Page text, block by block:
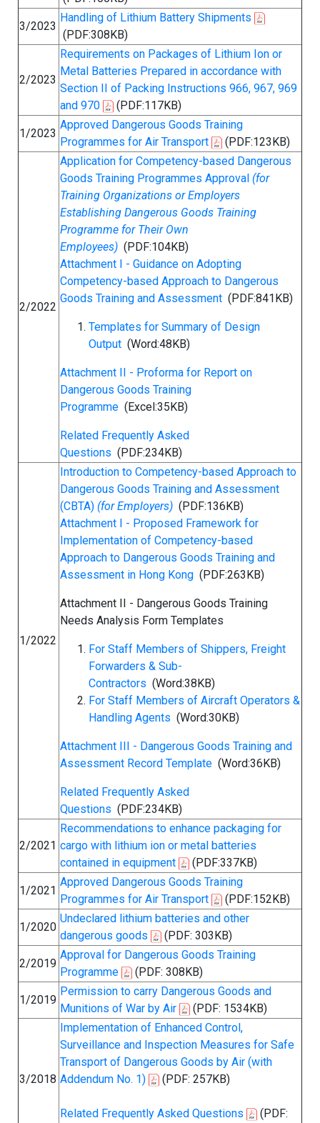
3/2023
Handling of Lithium Battery Shipments
(PDF:308KB)
2/2023
Requirements on Packages of Lithium Ion or
Metal Batteries Prepared in accordance with
Section II of Packing Instructions 966, 967, 969
and 970
(PDF:117KB)
1/2023
Approved Dangerous Goods Training
Programmes for Air Transport
(PDF:123KB)
2/2022
Application for Competency-based Dangerous
Goods Training Programmes Approval (for
Training Organizations or Employers
Establishing Dangerous Goods Training
Programme for Their Own
Employees) (PDF:104KB)
Attachment I - Guidance on Adopting
Competency-based Approach to Dangerous
Goods Training and Assessment (PDF:841KB)
Templates for Summary of Design
Output (Word:48KB)
Attachment II - Proforma for Report on
Dangerous Goods Training
Programme (Excel:35KB)
Related Frequently Asked
Questions (PDF:234KB)
1/2022
Introduction to Competency-based Approach to
Dangerous Goods Training and Assessment
(CBTA) (for Employers) (PDF:136KB)
Attachment I - Proposed Framework for
Implementation of Competency-based
Approach to Dangerous Goods Training and
Assessment in Hong Kong (PDF:263KB)
Attachment II - Dangerous Goods Training
Needs Analysis Form Templates
For Staff Members of Shippers, Freight
Forwarders & Sub-
Contractors (Word:38KB)
For Staff Members of Aircraft Operators &
Handling Agents (Word:30KB)
Attachment III - Dangerous Goods Training and
Assessment Record Template (Word:36KB)
Related Frequently Asked
Questions (PDF:234KB)
2/2021
Recommendations to enhance packaging for
cargo with lithium ion or metal batteries
contained in equipment
(PDF:337KB)
1/2021
Approved Dangerous Goods Training
Programmes for Air Transport
(PDF:152KB)
1/2020
Undeclared lithium batteries and other
dangerous goods
(PDF: 303KB)
2/2019
Approval for Dangerous Goods Training
Programme
(PDF: 308KB)
1/2019
Permission to carry Dangerous Goods and
Munitions of War by Air
(PDF: 1534KB)
3/2018
Implementation of Enhanced Control,
Surveillance and Inspection Measures for Safe
Transport of Dangerous Goods by Air (with
Addendum No. 1)
(PDF: 257KB)
Related Frequently Asked Questions
(PDF: